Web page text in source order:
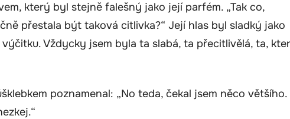
který byl stejně falešný jako její parfém. „Tak co,
přestala být taková citlivka?“ Její hlas byl sladký jako
Vždycky jsem byla ta slabá, ta přecitlivělá, ta,
poznamenal: „No teda, čekal jsem něco většího.